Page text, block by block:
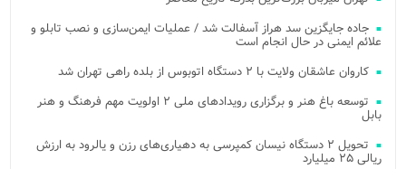
جاده جایگزین سد هراز آسفالت شد / عملیات ایمن‌سازی و نصب تابلو و
علائم ایمنی در حال انجام است
کاروان عاشقان ولایت با ۲ دستگاه اتوبوس از بلده راهی تهران شد
توسعه باغ هنر و برگزاری رویدادهای ملی ۲ اولویت مهم فرهنگ و هنر
بابل
تحویل ۲ دستگاه نیسان کمپرسی به دهیاری‌های رزن و یالرود به ارزش
ریالی ۲۵ میلیارد